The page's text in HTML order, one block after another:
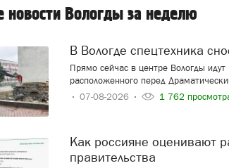
новости Вологды за неделю
В Вологде спецтехника
Прямо сейчас в центре Вологды
расположенного перед
07-08-2026
1 762
Как россияне оценивают работу президента и
правительства